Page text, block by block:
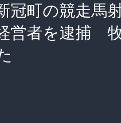
冠町の競走
営者を逮捕